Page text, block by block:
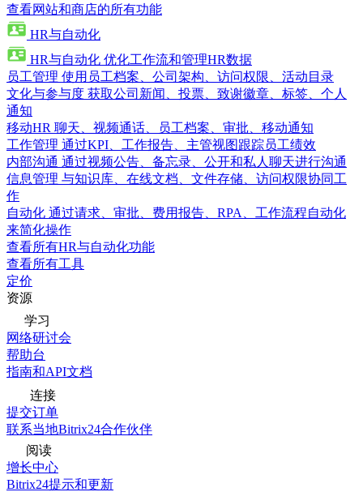
查看网站和商店的所有功能
HR与自动化
HR与自动化 优化工作流和管理HR数据
员工管理 使用员工档案、公司架构、访问权限、活动目录
文化与参与度 获取公司新闻、投票、致谢徽章、标签、个人
通知
移动HR 聊天、视频通话、员工档案、审批、移动通知
工作管理 通过KPI、工作报告、主管视图跟踪员工绩效
内部沟通 通过视频公告、备忘录、公开和私人聊天进行沟通
信息管理 与知识库、在线文档、文件存储、访问权限协同工
作
自动化 通过请求、审批、费用报告、RPA、工作流程自动化
来简化操作
查看所有HR与自动化功能
查看所有工具
定价
资源
学习
网络研讨会
帮助台
指南和API文档
连接
提交订单
联系当地Bitrix24合作伙伴
阅读
增长中心
Bitrix24提示和更新